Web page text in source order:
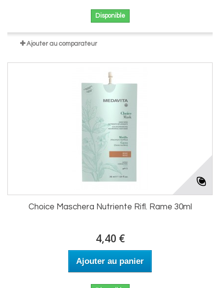
Disponible
Ajouter au comparateur
Choice Maschera Nutriente Rifl. Rame 30ml
4,40 €
Ajouter au panier